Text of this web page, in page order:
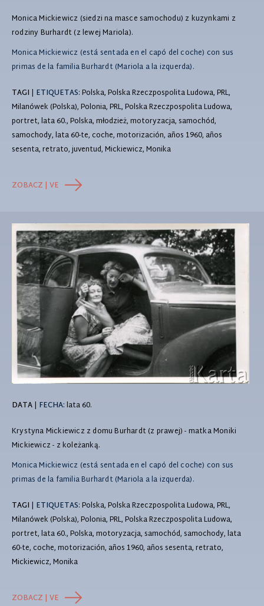
Monica Mickiewicz (siedzi na masce samochodu) z kuzynkami z
rodziny Burhardt (z lewej Mariola).
Monica Mickiewicz (está sentada en el capó del coche) con sus
primas de la familia Burhardt (Mariola a la izquerda).
TAGI | ETIQUETAS: Polska, Polska Rzeczpospolita Ludowa, PRL,
Milanówek (Polska), Polonia, PRL, Polska Rzeczpospolita Ludowa,
portret, lata 60., Polska, młodzież, motoryzacja, samochód,
samochody, lata 60-te, coche, motorización, años 1960, años
sesenta, retrato, juventud, Mickiewicz, Monika
ZOBACZ | VE
DATA| FECHA:lata 60.
Krystyna Mickiewicz z domu Burhardt (z prawej) - matka Moniki
Mickiewicz - z koleżanką.
Monica Mickiewicz (está sentada en el capó del coche) con sus
primas de la familia Burhardt (Mariola a la izquerda).
TAGI | ETIQUETAS: Polska, Polska Rzeczpospolita Ludowa, PRL,
Milanówek (Polska), Polonia, PRL, Polska Rzeczpospolita Ludowa,
portret, lata 60., Polska, motoryzacja, samochód, samochody, lata
60-te, coche, motorización, años 1960, años sesenta, retrato,
Mickiewicz, Monika
ZOBACZ | VE